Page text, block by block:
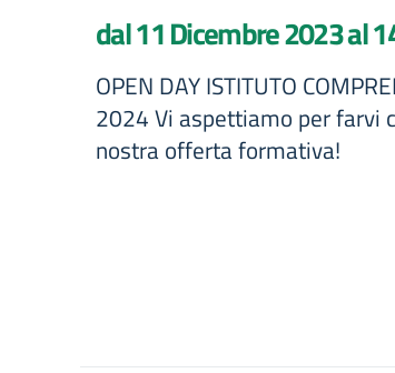
dal 11 Dicembre 2023 al
OPEN DAY ISTITUTO
2024 Vi aspettiamo per farvi
nostra offerta formativa!